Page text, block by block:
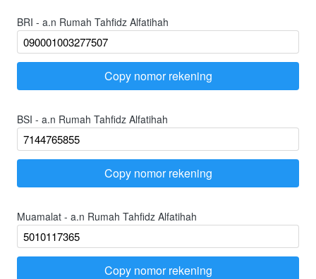
BRI - a.n Rumah Tahfidz Alfatihah
`
Copy nomor rekening
BSI - a.n Rumah Tahfidz Alfatihah
`
Copy nomor rekening
Muamalat - a.n Rumah Tahfidz Alfatihah
`
Copy nomor rekening